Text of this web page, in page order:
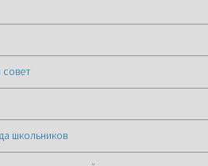
совет
школьников